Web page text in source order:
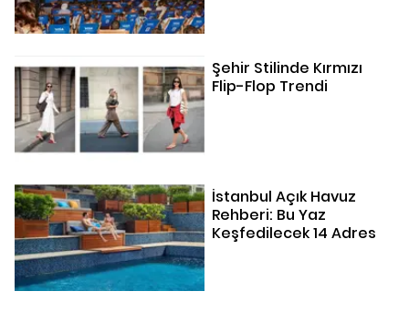
Şehir Stilinde Kırmızı
Flip-Flop Trendi
İstanbul Açık Havuz
Rehberi: Bu Yaz
Keşfedilecek 14 Adres